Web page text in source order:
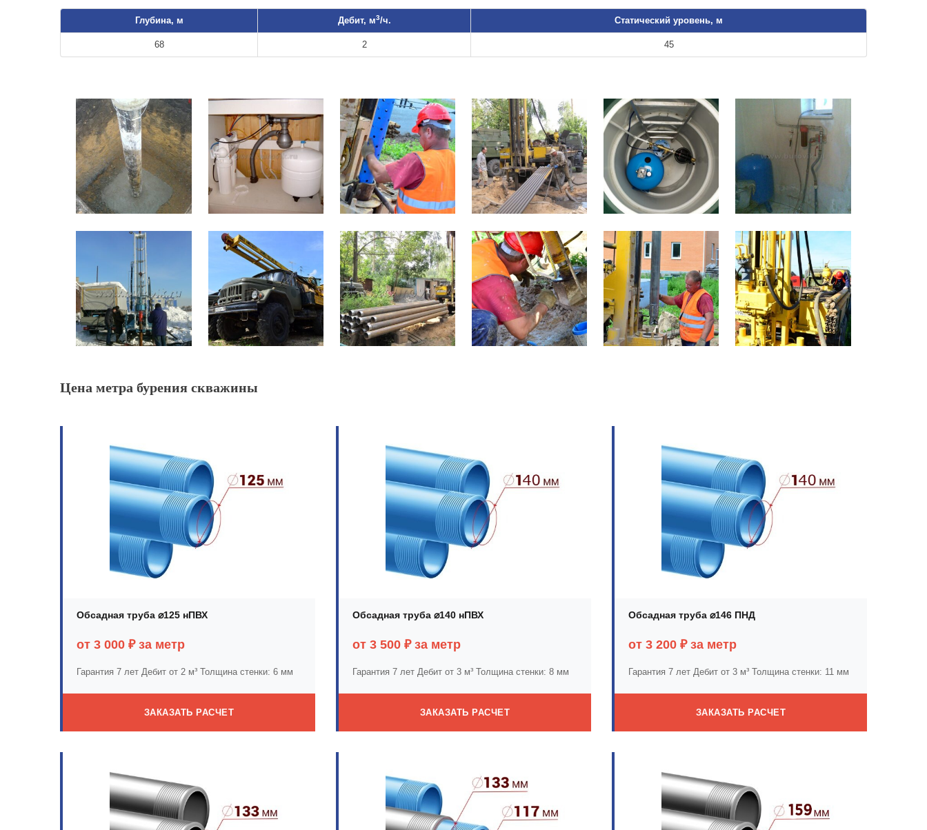
Глубина, м Дебит, м3/ч. Статический уровень, м
68 2 45
Цена метра бурения скважины
Обсадная труба ⌀125 нПВХ
от 3 000 ₽ за метр
Гарантия 7 лет Дебит от 2 м³ Толщина стенки: 6 мм
ЗАКАЗАТЬ РАСЧЕТ
Обсадная труба ⌀140 нПВХ
от 3 500 ₽ за метр
Гарантия 7 лет Дебит от 3 м³ Толщина стенки: 8 мм
ЗАКАЗАТЬ РАСЧЕТ
Обсадная труба ⌀146 ПНД
от 3 200 ₽ за метр
Гарантия 7 лет Дебит от 3 м³ Толщина стенки: 11 мм
ЗАКАЗАТЬ РАСЧЕТ